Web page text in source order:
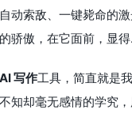
动索敌、一键毙命的
骄傲，在它面前，显
AI 写作工具，简直就是
知却毫无感情的学究